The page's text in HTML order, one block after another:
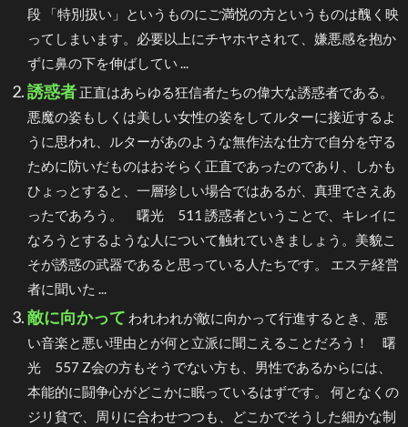
段 「特別扱い」というものにご満悦の方というものは醜く映
ってしまいます。必要以上にチヤホヤされて、嫌悪感を抱か
ずに鼻の下を伸ばしてい ...
誘惑者 正直はあらゆる狂信者たちの偉大な誘惑者である。
悪魔の姿もしくは美しい女性の姿をしてルターに接近するよ
うに思われ、ルターがあのような無作法な仕方で自分を守る
ために防いだものはおそらく正直であったのであり、しかも
ひょっとすると、一層珍しい場合ではあるが、真理でさえあ
ったであろう。 曙光 511 誘惑者ということで、キレイに
なろうとするような人について触れていきましょう。美貌こ
そが誘惑の武器であると思っている人たちです。 エステ経営
者に聞いた ...
敵に向かって われわれが敵に向かって行進するとき、悪
い音楽と悪い理由とが何と立派に聞こえることだろう！ 曙
光 557 Z会の方もそうでない方も、男性であるからには、
本能的に闘争心がどこかに眠っているはずです。 何となくの
ジリ貧で、周りに合わせつつも、どこかでそうした細かな制